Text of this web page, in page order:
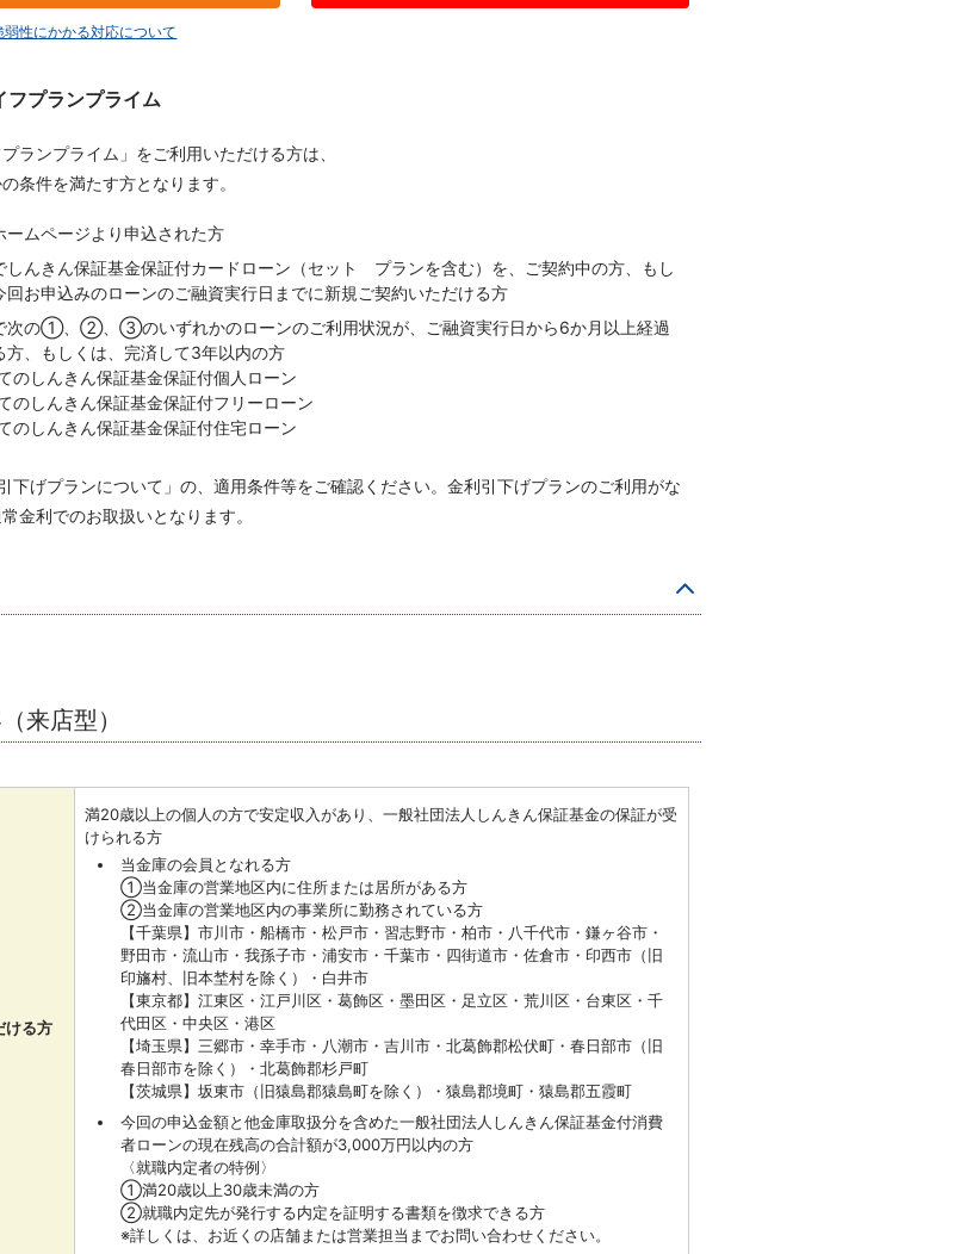
性にかかる対応について
フプランプライム
プランプライム」をご利用いただける方は、
条件を満たす方となります。
ームページより申込された方
しんきん保証基金保証付カードローン（セット プランを含む）を、ご契約中の方、もし
回お申込みのローンのご融資実行日までに新規ご契約いただける方
次の①、②、③のいずれかのローンのご利用状況が、ご融資実行日から6か月以上経過
方、もしくは、完済して3年以内の方
しんきん保証基金保証付個人ローン
しんきん保証基金保証付フリーローン
しんきん保証基金保証付住宅ローン
下げプランについて」の、適用条件等をご確認ください。金利引下げプランのご利用がな
金利でのお取扱いとなります。
来店型）
ける方
満20歳以上の個人の方で安定収入があり、一般社団法人しんきん保証基金の保証が受
けられる方
当金庫の会員となれる方
①当金庫の営業地区内に住所または居所がある方
②当金庫の営業地区内の事業所に勤務されている方
【千葉県】市川市・船橋市・松戸市・習志野市・柏市・八千代市・鎌ヶ谷市・
野田市・流山市・我孫子市・浦安市・千葉市・四街道市・佐倉市・印西市（旧
印旛村、旧本埜村を除く）・白井市
【東京都】江東区・江戸川区・葛飾区・墨田区・足立区・荒川区・台東区・千
代田区・中央区・港区
【埼玉県】三郷市・幸手市・八潮市・吉川市・北葛飾郡松伏町・春日部市（旧
春日部市を除く）・北葛飾郡杉戸町
【茨城県】坂東市（旧猿島郡猿島町を除く）・猿島郡境町・猿島郡五霞町
今回の申込金額と他金庫取扱分を含めた一般社団法人しんきん保証基金付消費
者ローンの現在残高の合計額が3,000万円以内の方
〈就職内定者の特例〉
①満20歳以上30歳未満の方
②就職内定先が発行する内定を証明する書類を徴求できる方
※詳しくは、お近くの店舗または営業担当までお問い合わせください。